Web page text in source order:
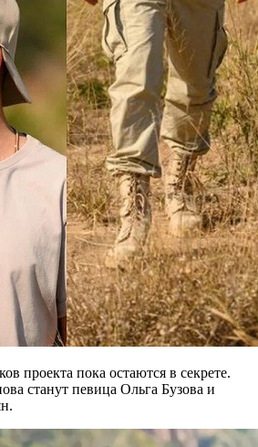
проекта пока остаются в секрете.
станут певица Ольга Бузова и